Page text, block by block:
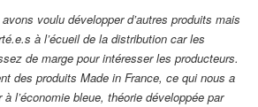
voulu développer d’autres produits mais
à l’écueil de la distribution car les
de marge pour intéresser les producteurs.
des produits Made in France, ce qui nous a
l’économie bleue, théorie développée par